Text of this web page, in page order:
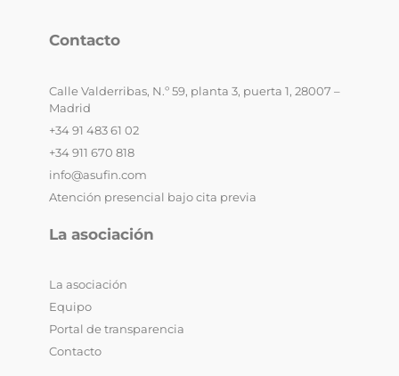
Contacto
Calle Valderribas, N.º 59, planta 3, puerta 1, 28007 –
Madrid
+34 91 483 61 02
+34 911 670 818
info@asufin.com
Atención presencial bajo cita previa
La asociación
La asociación
Equipo
Portal de transparencia
Contacto